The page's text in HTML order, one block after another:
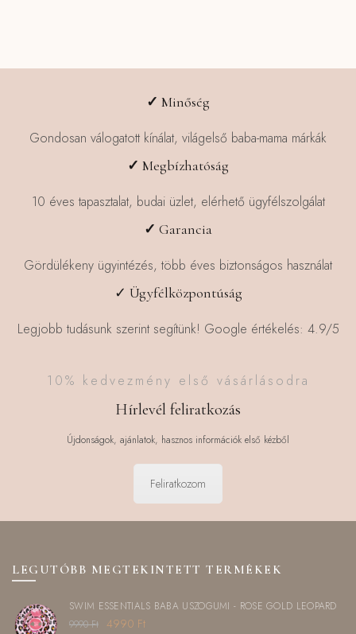
✓ Minőség
Gondosan válogatott kínálat, világelső baba-mama márkák
✓ Megbízhatóság
10 éves tapasztalat, budai üzlet, elérhető ügyfélszolgálat
✓ Garancia
Gördülékeny ügyintézés, több éves biztonságos használat
✓ Ügyfélközpontúság
Legjobb tudásunk szerint segítünk! Google értékelés: 4.9/5
10% kedvezmény első vásárlásodra
Hírlevél feliratkozás
Újdonságok, ajánlatok, hasznos információk első kézből
Feliratkozom
LEGUTÓBB MEGTEKINTETT TERMÉKEK
SWIM ESSENTIALS BABA ÚSZÓGUMI - ROSE GOLD LEOPARD
9990Ft Original
4990 Ft